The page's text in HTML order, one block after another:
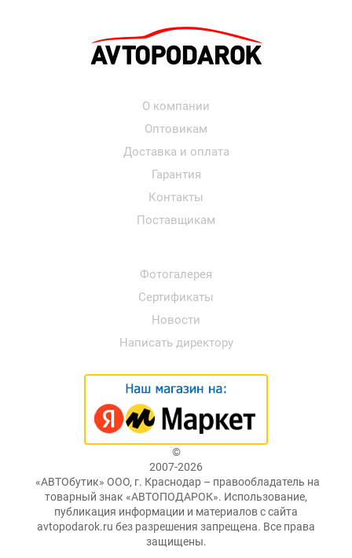
О компании
Оптовикам
Доставка и оплата
Гарантия
Контакты
Поставщикам
Фотогалерея
Сертификаты
Новости
Написать директору
©
2007-2026
«АВТОбутик» ООО, г. Краснодар – правообладатель на
товарный знак «АВТОПОДАРОК». Использование,
публикация информации и материалов с сайта
avtopodarok.ru без разрешения запрещена. Все права
защищены.